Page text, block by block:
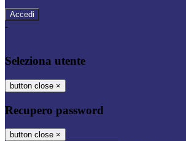
-
Seleziona utente
button close ×
Recupero password
button close ×